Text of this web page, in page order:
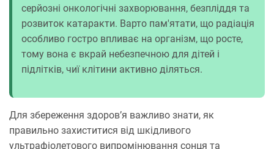
серйозні онкологічні захворювання, безпліддя та
розвиток катаракти. Варто пам'ятати, що радіація
особливо гостро впливає на організм, що росте,
тому вона є вкрай небезпечною для дітей і
підлітків, чиї клітини активно діляться.
Для збереження здоров’я важливо знати, як
правильно захиститися від шкідливого
ультрафіолетового випромінювання сонця та